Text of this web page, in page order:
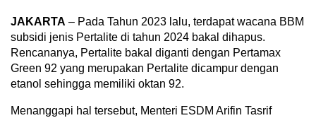
JAKARTA – Pada Tahun 2023 lalu, terdapat wacana BBM
subsidi jenis Pertalite di tahun 2024 bakal dihapus.
Rencananya, Pertalite bakal diganti dengan Pertamax
Green 92 yang merupakan Pertalite dicampur dengan
etanol sehingga memiliki oktan 92.
Menanggapi hal tersebut, Menteri ESDM Arifin Tasrif